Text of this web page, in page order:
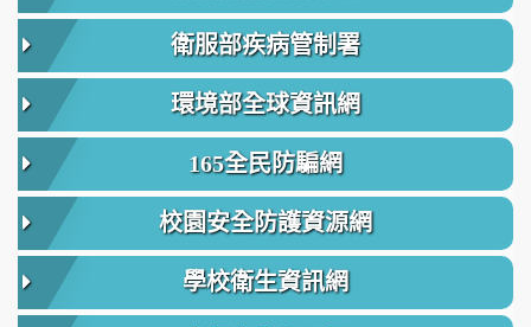
衛服部疾病管制署
環境部全球資訊網
165全民防騙網
校園安全防護資源網
學校衛生資訊網